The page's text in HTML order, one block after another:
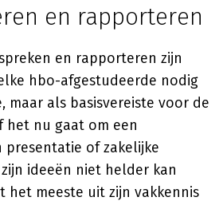
en rapporteren
en rapporteren zijn
hbo-afgestudeerde nodig
maar als basisvereiste voor de
het nu gaat om een
presentatie of zakelijke
ideeën niet helder kan
het meeste uit zijn vakkennis